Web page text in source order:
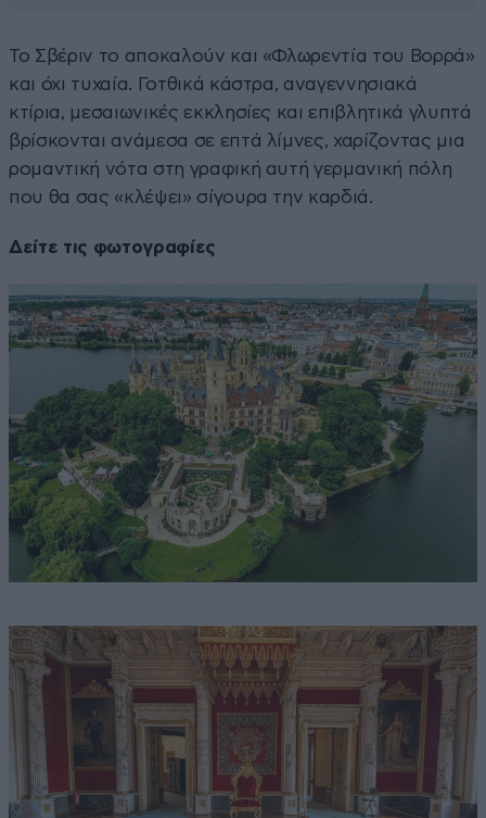
Το Σβέριν το αποκαλούν και «Φλωρεντία του Βορρά»
και όχι τυχαία. Γοτθικά κάστρα, αναγεννησιακά
κτίρια, μεσαιωνικές εκκλησίες και επιβλητικά γλυπτά
βρίσκονται ανάμεσα σε επτά λίμνες, χαρίζοντας μια
ρομαντική νότα στη γραφική αυτή γερμανική πόλη
που θα σας «κλέψει» σίγουρα την καρδιά.
Δείτε τις φωτογραφίες